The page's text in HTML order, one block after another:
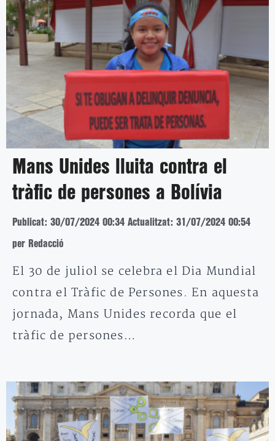
Mans Unides lluita contra el
tràfic de persones a Bolívia
Publicat: 30/07/2024 00:34 Actualitzat: 31/07/2024 00:54
per Redacció
El 30 de juliol se celebra el Dia Mundial
contra el Tràfic de Persones. En aquesta
jornada, Mans Unides recorda que el
tràfic de persones…